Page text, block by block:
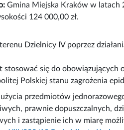
Gmina Miejska Kraków w latach
124 000,00 zł.
Dzielnicy IV poprzez
się do obowiązujących
Polskiej stanu zagrożenia
przedmiotów
prawnie dopuszczalnych,
i zastąpienie ich w miarę